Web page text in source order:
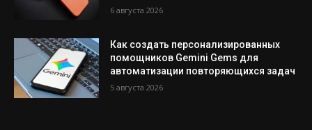
6 августа 2026
Как создать персонализированных
помощников Gemini Gems для
автоматизации повторяющихся задач
5 августа 2026